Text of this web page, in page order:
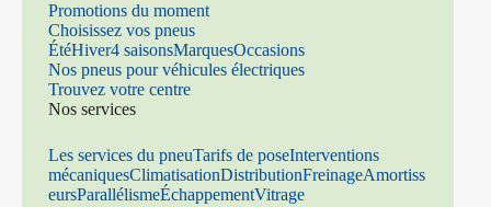
Promotions du moment
Choisissez vos pneus
ÉtéHiver4 saisonsMarquesOccasions
Nos pneus pour véhicules électriques
Trouvez votre centre
Nos services
Les services du pneuTarifs de poseInterventions
mécaniquesClimatisationDistributionFreinageAmortiss
eursParallélismeÉchappementVitrage